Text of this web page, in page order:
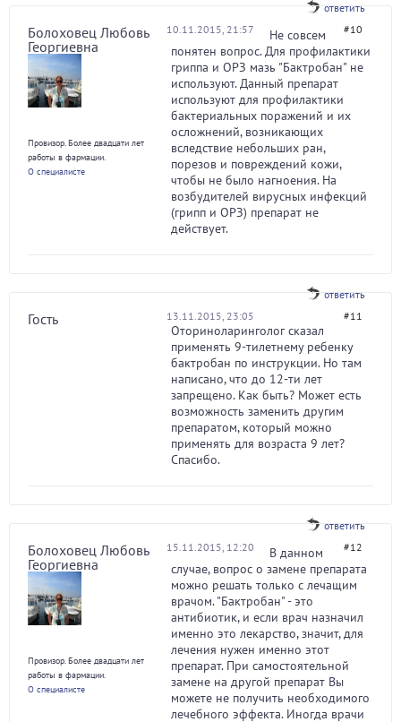
ответить
Болоховец Любовь
Георгиевна
Провизор. Более двадцати лет
работы в фармации.
О специалисте
10.11.2015, 21:57 #10
Не совсем
понятен вопрос. Для профилактики
гриппа и ОРЗ мазь "Бактробан" не
используют. Данный препарат
используют для профилактики
бактериальных поражений и их
осложнений, возникающих
вследствие небольших ран,
порезов и повреждений кожи,
чтобы не было нагноения. На
возбудителей вирусных инфекций
(грипп и ОРЗ) препарат не
действует.
ответить
Гость 13.11.2015, 23:05 #11
Оториноларинголог сказал
применять 9-тилетнему ребенку
бактробан по инструкции. Но там
написано, что до 12-ти лет
запрещено. Как быть? Может есть
возможность заменить другим
препаратом, который можно
применять для возраста 9 лет?
Спасибо.
ответить
Болоховец Любовь
Георгиевна
Провизор. Более двадцати лет
работы в фармации.
О специалисте
15.11.2015, 12:20 #12
В данном
случае, вопрос о замене препарата
можно решать только с лечащим
врачом. "Бактробан" - это
антибиотик, и если врач назначил
именно это лекарство, значит, для
лечения нужен именно этот
препарат. При самостоятельной
замене на другой препарат Вы
можете не получить необходимого
лечебного эффекта. Иногда врачи